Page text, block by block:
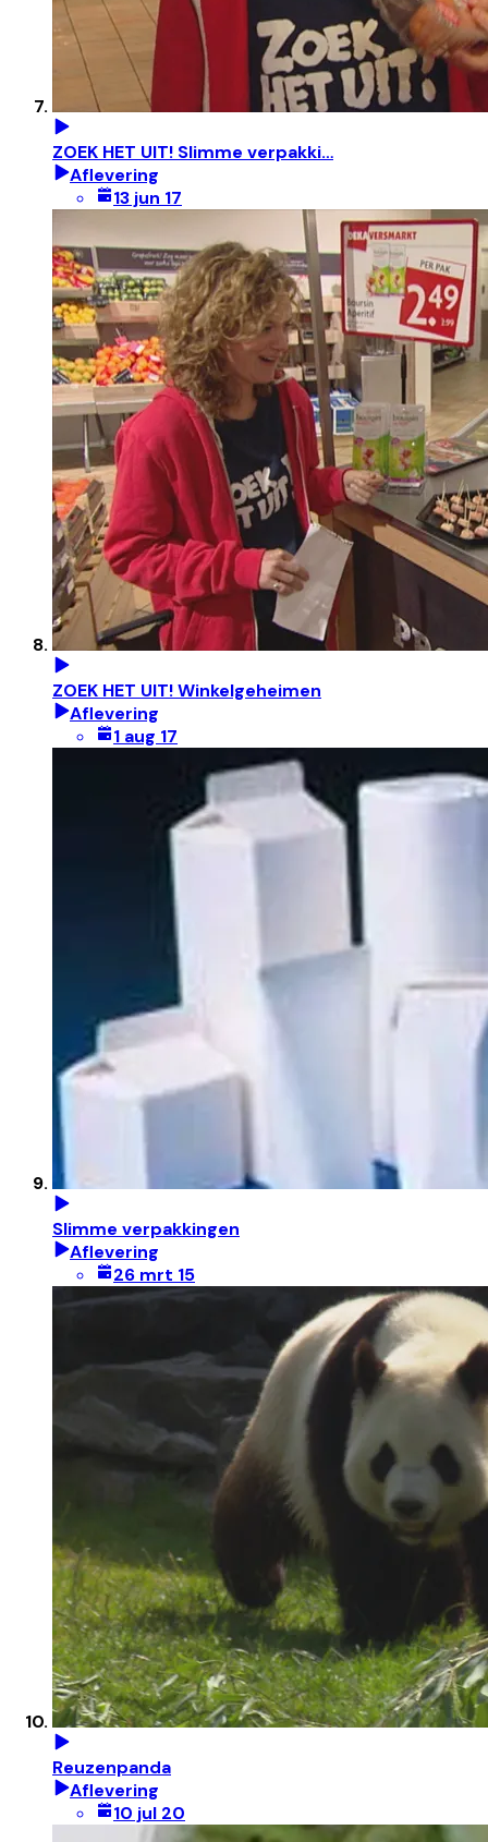
ZOEK HET UIT! Slimme verpakki…
Aflevering
13 jun 17
ZOEK HET UIT! Winkelgeheimen
Aflevering
1 aug 17
Slimme verpakkingen
Aflevering
26 mrt 15
Reuzenpanda
Aflevering
10 jul 20